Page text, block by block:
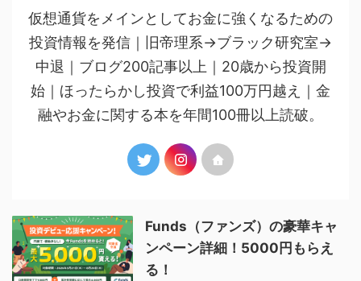
仮想通貨をメインとしてお金に強くなるための
投資情報を発信｜旧帝理系→ブラック研究室→
中退｜ブログ200記事以上｜20歳から投資開
始｜ほったらかし投資で利益100万円越え｜金
融やお金に関する本を年間100冊以上読破。
Funds（ファンズ）の豪華キャ
ンペーン詳細！5000円もらえ
る！